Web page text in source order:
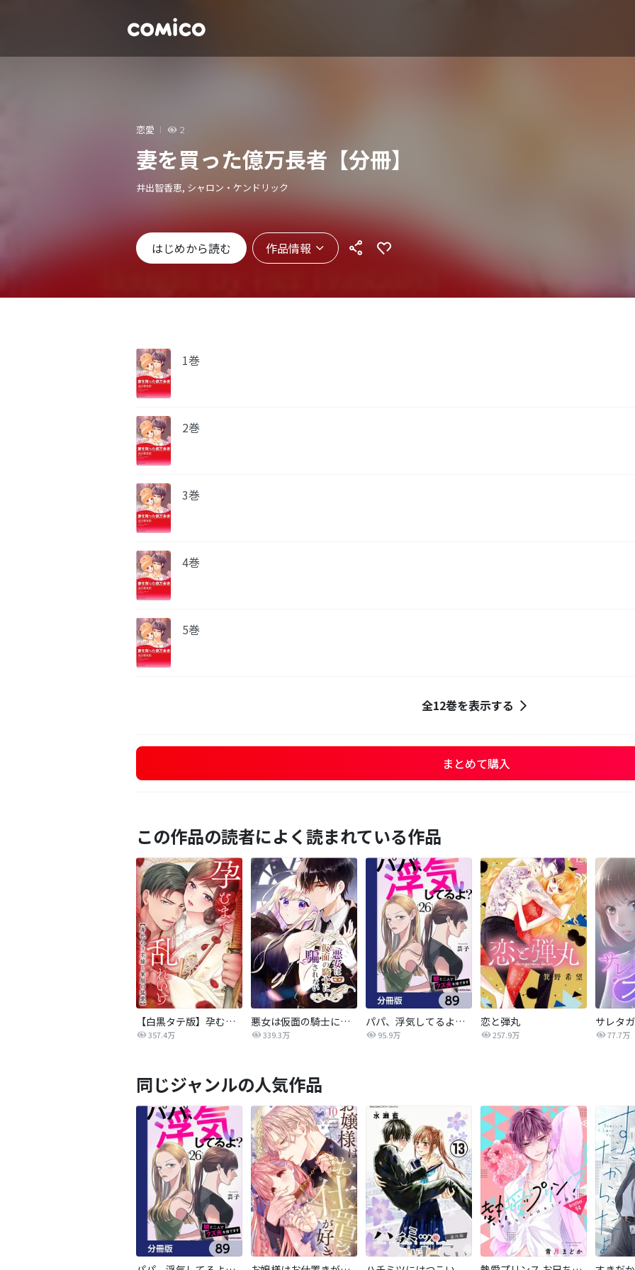
恋愛 2
妻を買った億万長者【分冊】
井出智香恵, シャロン・ケンドリック
はじめから読む 作品情報
1巻
2巻
3巻
4巻
5巻
全12巻を表示する
まとめて購入
この作品の読者によく読まれている作品
【白黒タテ版】孕むまで乱れいけ～身代わり花嫁と軍服の猛愛
357.4万
悪女は仮面の騎士に騙されない
339.3万
パパ、浮気してるよ？娘と二人でクズ夫を捨てます【分冊版】
95.9万
恋と弾丸
257.9万 77.7万
同じジャンルの人気作品